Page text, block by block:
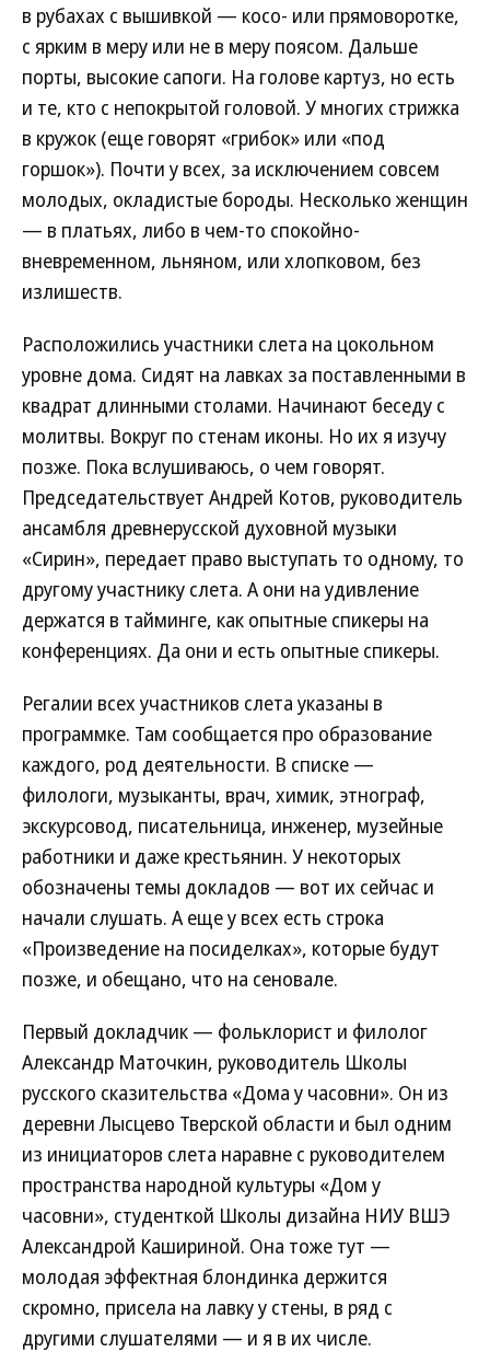
в рубахах с вышивкой — косо- или прямоворотке,
с ярким в меру или не в меру поясом. Дальше
порты, высокие сапоги. На голове картуз, но есть
и те, кто с непокрытой головой. У многих стрижка
в кружок (еще говорят «грибок» или «под
горшок»). Почти у всех, за исключением совсем
молодых, окладистые бороды. Несколько женщин
— в платьях, либо в чем-то спокойно-
вневременном, льняном, или хлопковом, без
излишеств.
Расположились участники слета на цокольном
уровне дома. Сидят на лавках за поставленными в
квадрат длинными столами. Начинают беседу с
молитвы. Вокруг по стенам иконы. Но их я изучу
позже. Пока вслушиваюсь, о чем говорят.
Председательствует Андрей Котов, руководитель
ансамбля древнерусской духовной музыки
«Сирин», передает право выступать то одному, то
другому участнику слета. А они на удивление
держатся в тайминге, как опытные спикеры на
конференциях. Да они и есть опытные спикеры.
Регалии всех участников слета указаны в
программке. Там сообщается про образование
каждого, род деятельности. В списке —
филологи, музыканты, врач, химик, этнограф,
экскурсовод, писательница, инженер, музейные
работники и даже крестьянин. У некоторых
обозначены темы докладов — вот их сейчас и
начали слушать. А еще у всех есть строка
«Произведение на посиделках», которые будут
позже, и обещано, что на сеновале.
Первый докладчик — фольклорист и филолог
Александр Маточкин, руководитель Школы
русского сказительства «Дома у часовни». Он из
деревни Лысцево Тверской области и был одним
из инициаторов слета наравне с руководителем
пространства народной культуры «Дом у
часовни», студенткой Школы дизайна НИУ ВШЭ
Александрой Кашириной. Она тоже тут —
молодая эффектная блондинка держится
скромно, присела на лавку у стены, в ряд с
другими слушателями — и я в их числе.